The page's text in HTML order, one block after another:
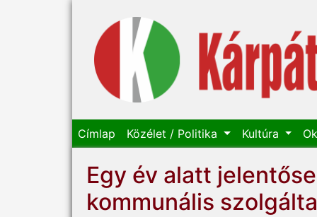
Címlap Közélet / Politika Kultúra
Egy év alatt
kommunális